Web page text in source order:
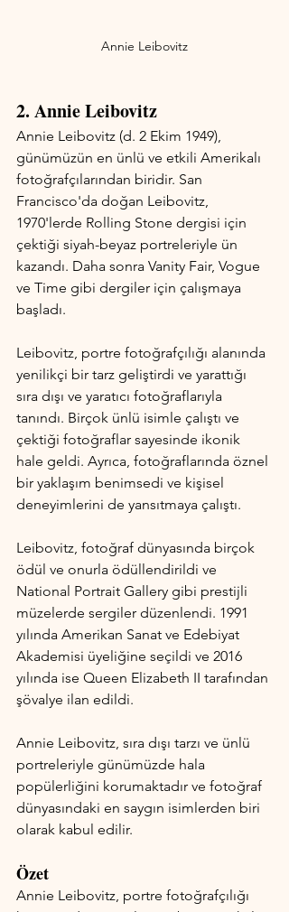
Annie Leibovitz
2. Annie Leibovitz
Annie Leibovitz (d. 2 Ekim 1949),
günümüzün en ünlü ve etkili Amerikalı
fotoğrafçılarından biridir. San
Francisco'da doğan Leibovitz,
1970'lerde Rolling Stone dergisi için
çektiği siyah-beyaz portreleriyle ün
kazandı. Daha sonra Vanity Fair, Vogue
ve Time gibi dergiler için çalışmaya
başladı.
Leibovitz, portre fotoğrafçılığı alanında
yenilikçi bir tarz geliştirdi ve yarattığı
sıra dışı ve yaratıcı fotoğraflarıyla
tanındı. Birçok ünlü isimle çalıştı ve
çektiği fotoğraflar sayesinde ikonik
hale geldi. Ayrıca, fotoğraflarında öznel
bir yaklaşım benimsedi ve kişisel
deneyimlerini de yansıtmaya çalıştı.
Leibovitz, fotoğraf dünyasında birçok
ödül ve onurla ödüllendirildi ve
National Portrait Gallery gibi prestijli
müzelerde sergiler düzenlendi. 1991
yılında Amerikan Sanat ve Edebiyat
Akademisi üyeliğine seçildi ve 2016
yılında ise Queen Elizabeth II tarafından
şövalye ilan edildi.
Annie Leibovitz, sıra dışı tarzı ve ünlü
portreleriyle günümüzde hala
popülerliğini korumaktadır ve fotoğraf
dünyasındaki en saygın isimlerden biri
olarak kabul edilir.
Özet
Annie Leibovitz, portre fotoğrafçılığı